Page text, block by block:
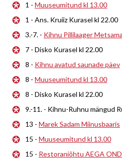
1 - Muuseumitund kl 13.00
1 - Ans. Kruiiz Kurasel kl 22.00
3.-7. - Kihnu Pillilaager
7 - Disko Kurasel kl 22.00
8 - Kihnu avatud saunade päev
8 - Muuseumitund kl 13.00
8 - Disko Kurasel kl 22.00
9.-11. - Kihnu-Ruhnu mängud
13 - Marek Sadam Miinusbaaris
15 - Muuseumitund kl 13.00
15 - Restoraniõhtu AEGA